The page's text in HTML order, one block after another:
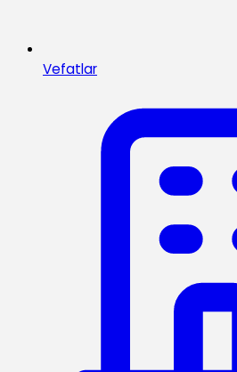
Vefatlar